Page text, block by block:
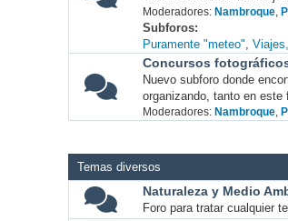
Moderadores: Nambroque,
Subforos
Puramente "meteo"
Concursos
Nuevo subforo donde
organizando, tanto en este
Moderadores: Nambroque,
Temas diversos
Naturaleza y Medio
Foro para tratar cualquier